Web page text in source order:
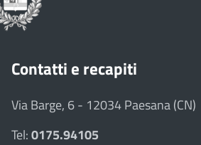
Contatti e recapiti
Via Barge, 6 - 12034 Paesana (CN)
Tel:0175.94105